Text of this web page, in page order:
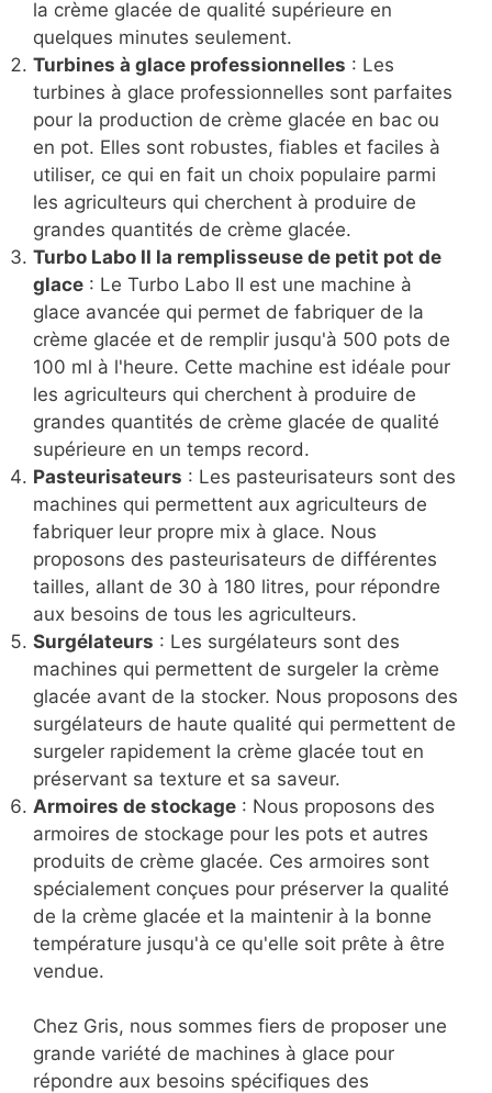
la crème glacée de qualité supérieure en
quelques minutes seulement.
Turbines à glace professionnelles : Les
turbines à glace professionnelles sont parfaites
pour la production de crème glacée en bac ou
en pot. Elles sont robustes, fiables et faciles à
utiliser, ce qui en fait un choix populaire parmi
les agriculteurs qui cherchent à produire de
grandes quantités de crème glacée.
Turbo Labo II la remplisseuse de petit pot de
glace : Le Turbo Labo II est une machine à
glace avancée qui permet de fabriquer de la
crème glacée et de remplir jusqu'à 500 pots de
100 ml à l'heure. Cette machine est idéale pour
les agriculteurs qui cherchent à produire de
grandes quantités de crème glacée de qualité
supérieure en un temps record.
Pasteurisateurs : Les pasteurisateurs sont des
machines qui permettent aux agriculteurs de
fabriquer leur propre mix à glace. Nous
proposons des pasteurisateurs de différentes
tailles, allant de 30 à 180 litres, pour répondre
aux besoins de tous les agriculteurs.
Surgélateurs : Les surgélateurs sont des
machines qui permettent de surgeler la crème
glacée avant de la stocker. Nous proposons des
surgélateurs de haute qualité qui permettent de
surgeler rapidement la crème glacée tout en
préservant sa texture et sa saveur.
Armoires de stockage : Nous proposons des
armoires de stockage pour les pots et autres
produits de crème glacée. Ces armoires sont
spécialement conçues pour préserver la qualité
de la crème glacée et la maintenir à la bonne
température jusqu'à ce qu'elle soit prête à être
vendue.
Chez Gris, nous sommes fiers de proposer une
grande variété de machines à glace pour
répondre aux besoins spécifiques des